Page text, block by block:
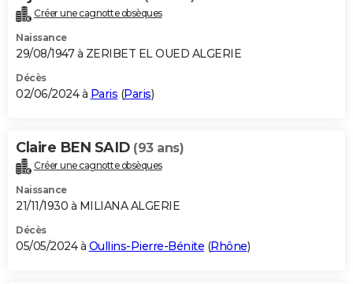
Créer une cagnotte obsèques
Naissance
29/08/1947 à ZERIBET EL OUED ALGERIE
Décès
02/06/2024 à Paris (Paris)
Claire BEN SAID (93 ans)
Créer une cagnotte obsèques
Naissance
21/11/1930 à MILIANA ALGERIE
Décès
05/05/2024 à Oullins-Pierre-Bénite (Rhône)